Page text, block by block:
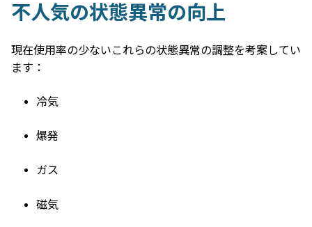
不人気の状態異常の向上
現在使用率の少ないこれらの状態異常の調整を考案してい
ます：
冷気
爆発
ガス
磁気